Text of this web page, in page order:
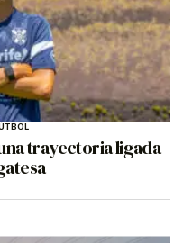
trayectoria ligada